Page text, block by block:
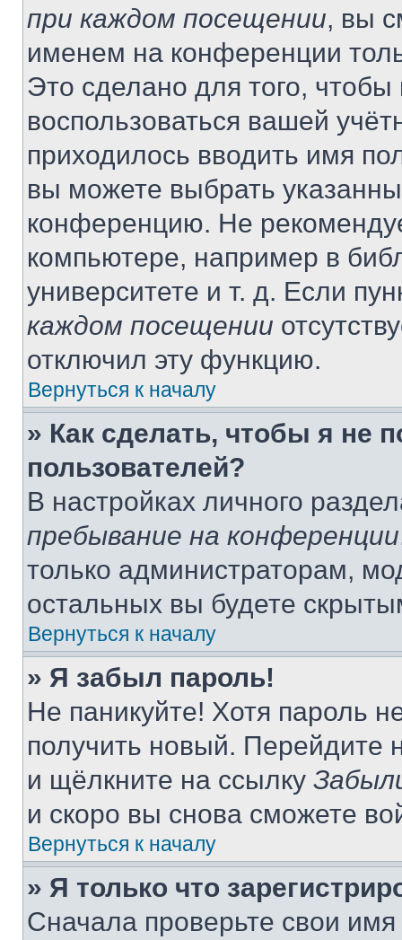
при каждом посещении, вы
именем на конференции
Это сделано для того, чтобы
воспользоваться вашей
приходилось вводить имя
вы можете выбрать
конференцию. Не
компьютере, например в
университете и т. д. Если
каждом посещении
отключил эту функцию.
Вернуться к началу
» Как сделать, чтобы я не
пользователей?
В настройках личного
пребывание на конференции
только администраторам,
остальных вы будете
Вернуться к началу
» Я забыл пароль!
Не паникуйте! Хотя пароль
получить новый. Перейдите
и щёлкните на ссылку
и скоро вы снова сможете
Вернуться к началу
» Я только что
Сначала проверьте свои